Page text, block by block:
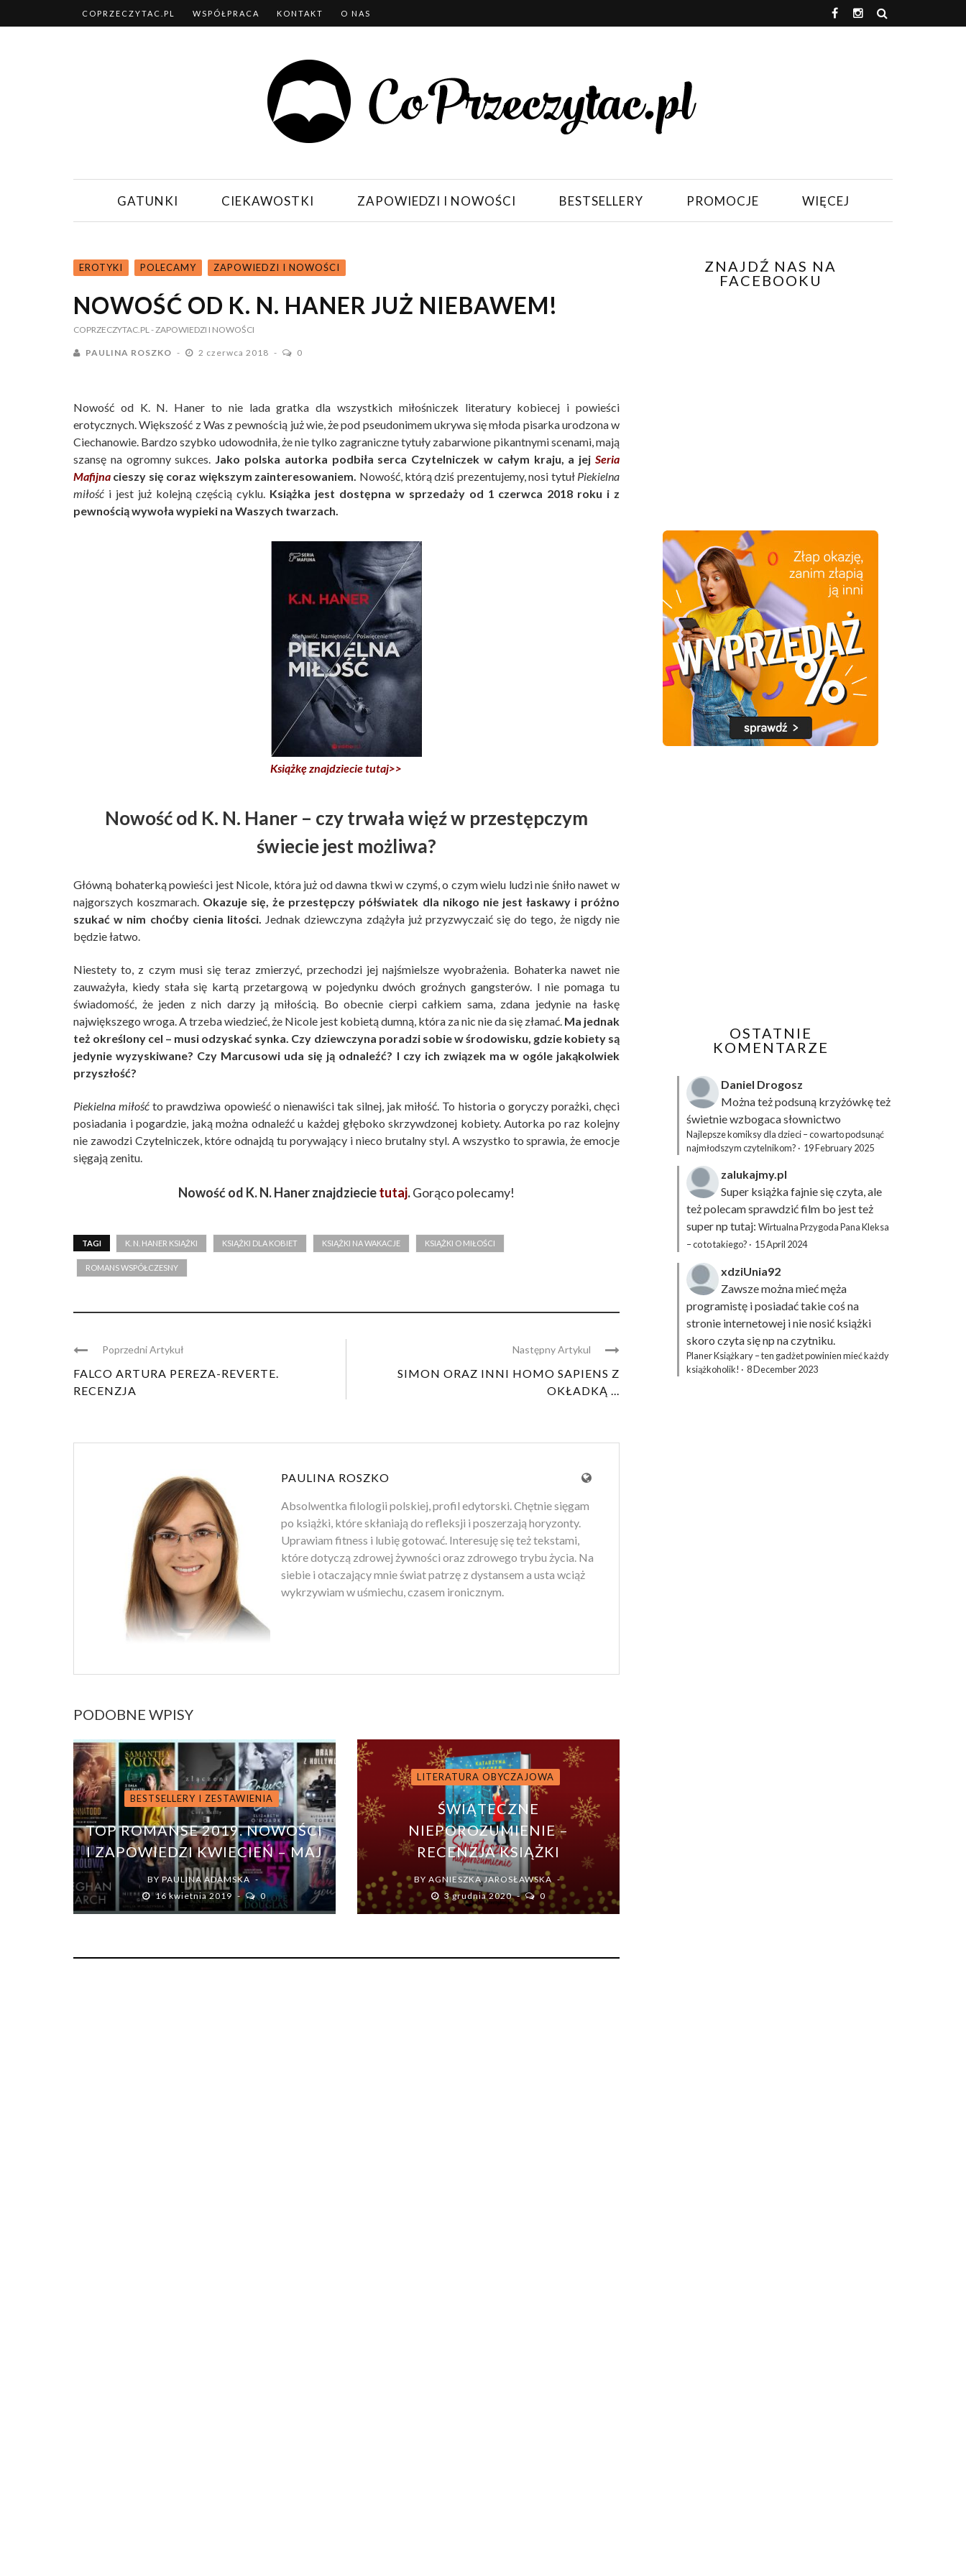
COPRZECZYTAC.PL WSPÓŁPRACA KONTAKT O NAS
GATUNKI CIEKAWOSTKI ZAPOWIEDZI I NOWOŚCI BESTSELLERY PROMOCJE WIĘCEJ
EROTYKI POLECAMY ZAPOWIEDZI I NOWOŚCI
NOWOŚĆ OD K. N. HANER JUŻ NIEBAWEM!
COPRZECZYTAC.PL- ZAPOWIEDZI I NOWOŚCI
PAULINA ROSZKO 2 czerwca 2018 0
Nowość od K. N. Haner to nie lada gratka dla wszystkich miłośniczek literatury kobiecej i powieści
erotycznych. Większość z Was z pewnością już wie, że pod pseudonimem ukrywa się młoda pisarka urodzona w
Ciechanowie. Bardzo szybko udowodniła, że nie tylko zagraniczne tytuły zabarwione pikantnymi scenami, mają
szansę na ogromny sukces. Jako polska autorka podbiła serca Czytelniczek w całym kraju, a jejSeria
Mafijna cieszy się coraz większym zainteresowaniem. Nowość, którą dziś prezentujemy, nosi tytuł Piekielna
miłość i jest już kolejną częścią cyklu. Książka jest dostępna w sprzedaży od 1 czerwca 2018 roku i z
pewnością wywoła wypieki na Waszych twarzach.
Książkę znajdziecie tutaj>>
Nowość od K. N. Haner – czy trwała więź w przestępczym
świecie jest możliwa?
Główną bohaterką powieści jest Nicole, która już od dawna tkwi w czymś, o czym wielu ludzi nie śniło nawet w
najgorszych koszmarach. Okazuje się, że przestępczy półświatek dla nikogo nie jest łaskawy i próżno
szukać w nim choćby cienia litości.
Jednak dziewczyna zdążyła już przyzwyczaić się do tego, że nigdy nie
będzie łatwo.
Niestety to, z czym musi się teraz zmierzyć, przechodzi jej najśmielsze wyobrażenia. Bohaterka nawet nie
zauważyła, kiedy stała się kartą przetargową w pojedynku dwóch groźnych gangsterów. I nie pomaga tu
świadomość, że jeden z nich darzy ją miłością. Bo obecnie cierpi całkiem sama, zdana jedynie na łaskę
największego wroga. A trzeba wiedzieć, że Nicole jest kobietą dumną, która za nic nie da się złamać. Ma jednak
też określony cel – musi odzyskać synka. Czy dziewczyna poradzi sobie w środowisku, gdzie kobiety są
jedynie wyzyskiwane? Czy Marcusowi uda się ją odnaleźć? I czy ich związek ma w ogóle jakąkolwiek
przyszłość?
Piekielna miłość to prawdziwa opowieść o nienawiści tak silnej, jak miłość. To historia o goryczy porażki, chęci
posiadania i pogardzie, jaką można odnaleźć u każdej głęboko skrzywdzonej kobiety. Autorka po raz kolejny
nie zawodzi Czytelniczek, które odnajdą tu porywający i nieco brutalny styl. A wszystko to sprawia, że emocje
sięgają zenitu.
Nowość od K. N. Haner znajdziecietutaj.Gorąco polecamy!
TAGI K. N. HANER KSIĄŻKI KSIĄŻKI DLA KOBIET KSIĄŻKI NA WAKACJE KSIĄŻKI O MIŁOŚCI
ROMANS WSPÓŁCZESNY
Poprzedni Artykuł
FALCO ARTURA PEREZA-REVERTE.
RECENZJA
Następny Artykul
SIMON ORAZ INNI HOMO SAPIENS Z
OKŁADKĄ ...
PAULINA ROSZKO
Absolwentka filologii polskiej, profil edytorski. Chętnie sięgam
po książki, które skłaniają do refleksji i poszerzają horyzonty.
Uprawiam fitness i lubię gotować. Interesuję się też tekstami,
które dotyczą zdrowej żywności oraz zdrowego trybu życia. Na
siebie i otaczający mnie świat patrzę z dystansem a usta wciąż
wykrzywiam w uśmiechu, czasem ironicznym.
PODOBNE WPISY
BESTSELLERY I ZESTAWIENIA
TOP ROMANSE 2019. NOWOŚCI
I ZAPOWIEDZI KWIECIEŃ – MAJ
BYPAULINA ADAMSKA
16 kwietnia 2019
0
LITERATURA OBYCZAJOWA
ŚWIĄTECZNE
NIEPOROZUMIENIE –
RECENZJA KSIĄŻKI
BY AGNIESZKA JAROSŁAWSKA
3 grudnia 2020
0
ZNAJDŹ NAS NA
FACEBOOKU
OSTATNIE
KOMENTARZE
Daniel Drogosz
Można też podsuną krzyżówkęteż
świetnie wzbogaca słownictwo
Najlepsze komiksy dla dzieci – co warto podsunąć
najmłodszym czytelnikom? · 19 February 2025
zalukajmy.pl
Super książka fajnie się czyta, ale
też polecam sprawdzić film bo jest też
super np tutaj: Wirtualna Przygoda Pana Kleksa
– co to takiego? · 15 April 2024
xdziUnia92
Zawsze można mieć męża
programistę i posiadać takie coś na
stronie internetowej i nie nosić książki
skoro czyta się np na czytniku.
Planer Książkary – ten gadżet powinien mieć każdy
książkoholik! · 8 December 2023